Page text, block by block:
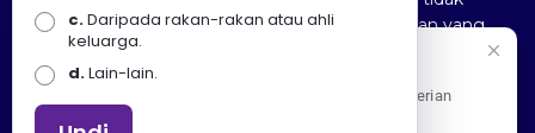
bertanggungjawab atas kehilangan atau kerugian yang
disebabkan oleh penggunaan mana-mana maklumat
yang diperolehi dari portal ini.
c.Daripada rakan-rakan atau ahli
keluarga.
d.Lain-lain.
Apa Khabar! Selamat datang ke Portal Rasmi Kementerian
Pelancongan, Seni dan Budaya